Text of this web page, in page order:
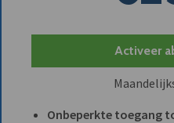
Activeer
Onbeperkte toegang